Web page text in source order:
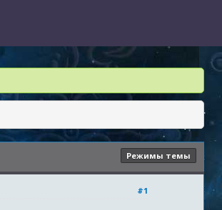
Режимы темы
#1